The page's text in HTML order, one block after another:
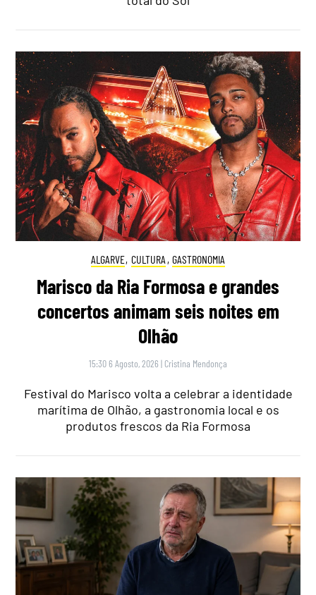
ALGARVE, CULTURA , GASTRONOMIA
Marisco da Ria Formosa e grandes
concertos animam seis noites em
Olhão
15:30 6 Agosto, 2026 | Cristina Mendonça
Festival do Marisco volta a celebrar a identidade
marítima de Olhão, a gastronomia local e os
produtos frescos da Ria Formosa